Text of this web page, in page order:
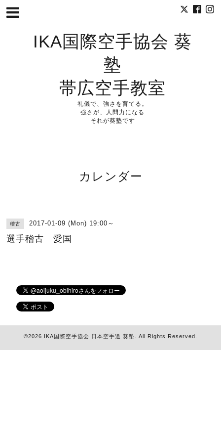
IKA国際空手協会 葵
塾
帯広空手教室
礼儀で、強さを育てる。
強さが、人間力になる
それが葵塾です
カレンダー
稽古 2017-01-09 (Mon) 19:00～
選手稽古 愛国
©2026 IKA国際空手協会 日本空手道 葵塾 . All Rights Reserved.